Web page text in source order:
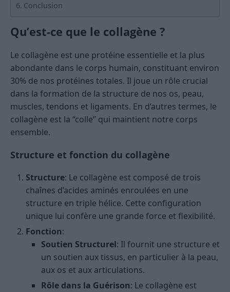
Conclusion
Qu’est-ce que le collagène ?
Le collagène est une protéine essentielle et la plus
abondante dans le corps humain, constituant environ
30% de nos protéines totales. Il joue un rôle crucial
dans la formation de la structure de nos os, peau,
muscles, tendons et ligaments. En d’autres termes, le
collagène est la “colle” qui maintient notre corps
ensemble.
Structure et fonction du collagène
Structure: Le collagène est composé de trois
chaînes d’acides aminés enroulées en une
structure en triple hélice. Cette configuration
unique lui confère une grande force et flexibilité.
Fonction:
Soutien Structurel: Il fournit une structure et
un soutien aux tissus, en particulier à la peau,
aux os et aux articulations.
Rôle dans la Guérison: Le collagène est